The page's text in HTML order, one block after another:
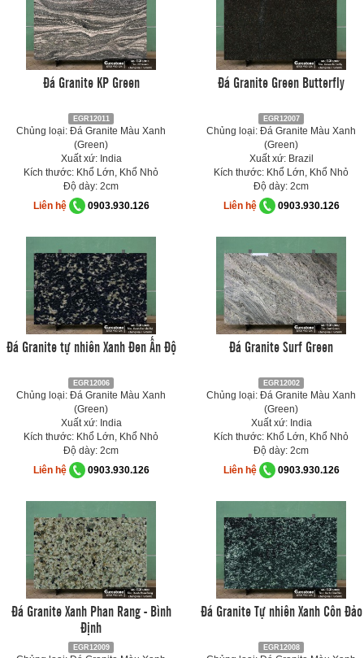
Đá Granite KP Green
EGR12011
Chủng loại: Đá Granite Màu Xanh
(Green)
Xuất xứ: India
Kích thước: Khổ Lớn, Khổ Nhỏ
Độ dày: 2cm
Liên hệ
0903.930.126
Đá Granite Green Butterfly
EGR12007
Chủng loại: Đá Granite Màu Xanh
(Green)
Xuất xứ: Brazil
Kích thước: Khổ Lớn, Khổ Nhỏ
Độ dày: 2cm
Liên hệ
0903.930.126
Đá Granite tự nhiên Xanh Đen Ấn Độ
EGR12006
Chủng loại: Đá Granite Màu Xanh
(Green)
Xuất xứ: India
Kích thước: Khổ Lớn, Khổ Nhỏ
Độ dày: 2cm
Liên hệ
0903.930.126
Đá Granite Surf Green
EGR12002
Chủng loại: Đá Granite Màu Xanh
(Green)
Xuất xứ: India
Kích thước: Khổ Lớn, Khổ Nhỏ
Độ dày: 2cm
Liên hệ
0903.930.126
Đá Granite Xanh Phan Rang - Bình
Định
EGR12009
Đá Granite Tự nhiên Xanh Côn Đảo
EGR12008